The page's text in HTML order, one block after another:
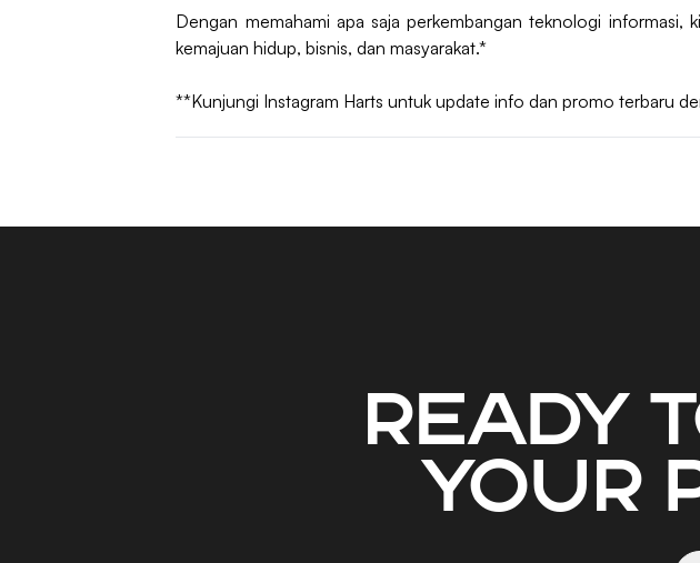
Dengan memahami apa saja perkembangan teknologi informasi,
kemajuan hidup, bisnis, dan masyarakat.*
**Kunjungi Instagram Harts untuk update info dan promo terbaru
Ready
your